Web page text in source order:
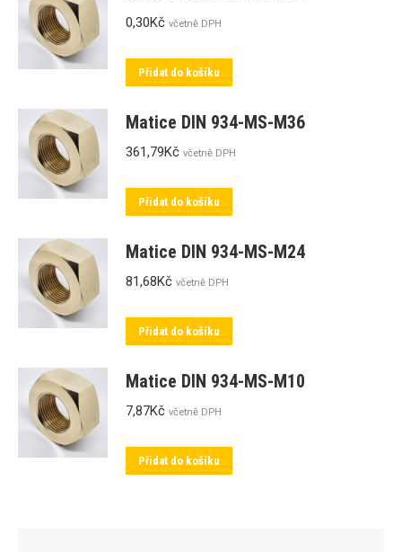
0,30Kč včetně DPH
Přidat do košíku
Matice DIN 934-MS-M36
361,79Kč včetně DPH
Přidat do košíku
Matice DIN 934-MS-M24
81,68Kč včetně DPH
Přidat do košíku
Matice DIN 934-MS-M10
7,87Kč včetně DPH
Přidat do košíku